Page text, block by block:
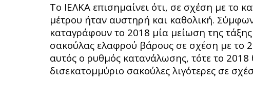
Το ΙΕΛΚΑ επισημαίνει ότι, σε σχέση με το
μέτρου ήταν αυστηρή και καθολική.
καταγράφουν το 2018 μία μείωση της
σακούλας ελαφρού βάρους σε σχέση με το
αυτός ο ρυθμός κατανάλωσης, τότε το 2018
δισεκατομμύριο σακούλες λιγότερες σε